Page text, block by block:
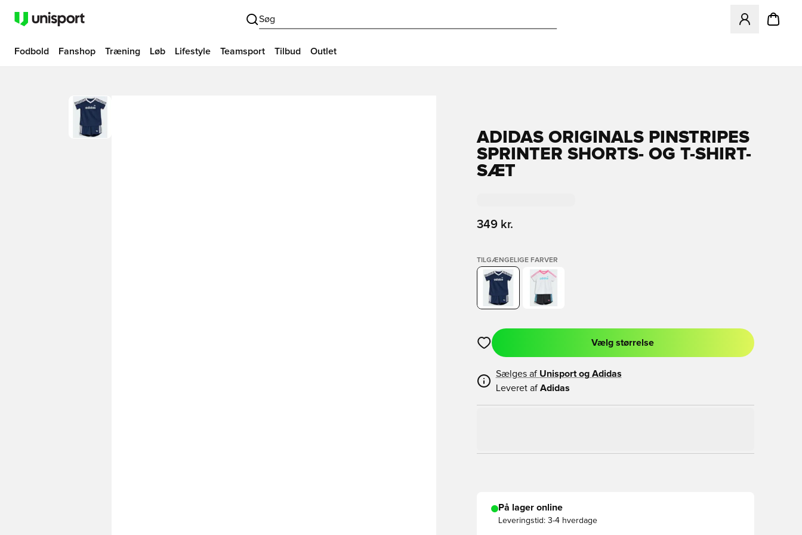
Søg
Åbner en
Fodbold Fanshop Træning Løb Lifestyle Teamsport Tilbud Outlet
ADIDAS ORIGINALS PINSTRIPES
SPRINTER SHORTS- OG T-SHIRT-
SÆT
349 kr.
TILGÆNGELIGE FARVER
Åbner en Modal til at logge ind eller tilmelde dig som medlem
Vælg størrelse
Sælges af Unisport og Adidas
Leveret af Adidas
På lager online
Leveringstid: 3-4 hverdage